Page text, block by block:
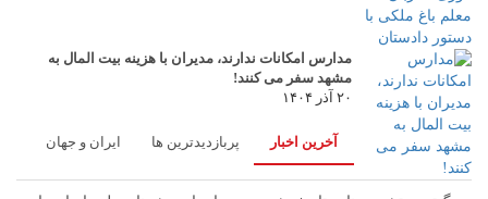
مدارس امکانات ندارند، مدیران با هزینه بیت المال به
مشهد سفر می کنند!
۲۰ آذر ۱۴۰۴
آخرین اخبار پربازدیدترین ها ایران و جهان